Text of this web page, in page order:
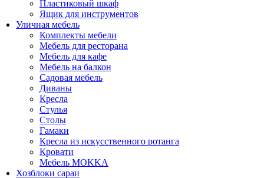
Пластиковый шкаф
Ящик для инструментов
Уличная мебель
Комплекты мебели
Мебель для ресторана
Мебель для кафе
Мебель на балкон
Садовая мебель
Диваны
Кресла
Стулья
Столы
Гамаки
Кресла из искусственного ротанга
Кровати
Мебель MOKKA
Хозблоки сараи